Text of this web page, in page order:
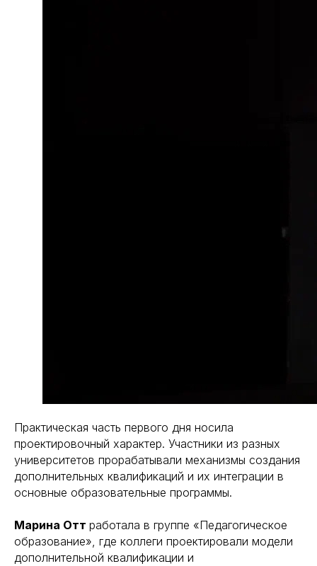
Практическая часть первого дня носила
проектировочный характер. Участники из разных
университетов прорабатывали механизмы создания
дополнительных квалификаций и их интеграции в
основные образовательные программы.
Марина Отт работала в группе «Педагогическое
образование», где коллеги проектировали модели
дополнительной квалификации и